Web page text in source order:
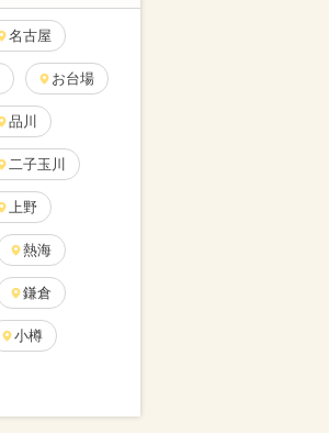
名古屋
お台場
品川
二子玉川
上野
熱海
鎌倉
小樽